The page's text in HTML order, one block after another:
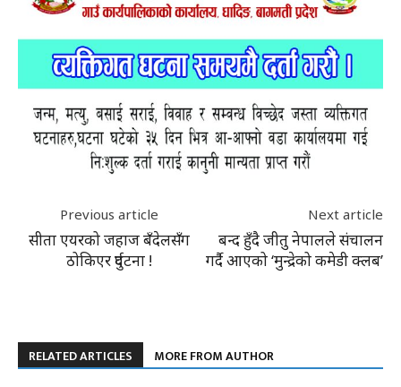
Previous article
सीता एयरको जहाज बँदेलसँग
ठोकिएर दुर्घटना !
Next article
बन्द हुँदै जीतु नेपालले संचालन
गर्दै आएको ‘मुन्द्रेको कमेडी क्लब’
RELATED ARTICLES MORE FROM AUTHOR